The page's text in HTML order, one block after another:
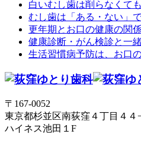
白いむし歯は削らなくて
むし歯は「ある・ない」
更年期とお口の健康の関
健康診断・がん検診と一
生活習慣病予防は、お口
〒167-0052
東京都杉並区南荻窪４丁目４
ハイネス池田１F